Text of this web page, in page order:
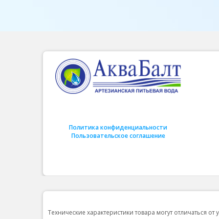
Политика конфиденциальности
Пользовательское соглашение
Технические характеристики товара могут отличаться